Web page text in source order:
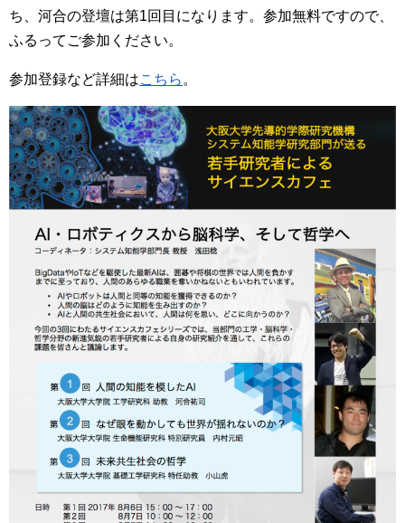
ち、河合の登壇は第1回目になります。参加無料ですので、
ふるってご参加ください。
参加登録など詳細はこちら 。